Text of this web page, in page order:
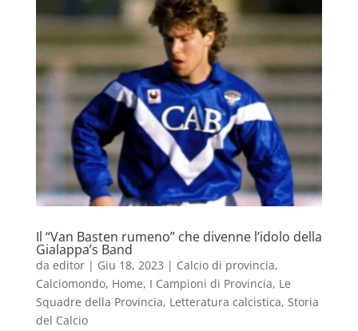
Il “Van Basten rumeno” che divenne l’idolo della
Gialappa’s Band
da editor| Giu 18, 2023 | Calcio di provincia,
Calciomondo, Home, I Campioni di Provincia, Le
Squadre della Provincia, Letteratura calcistica, Storia
del Calcio